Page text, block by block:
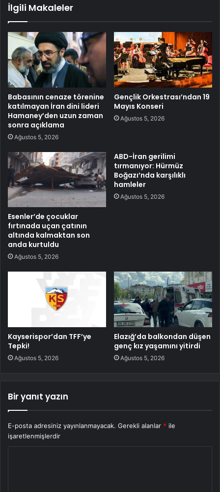
İlgili Makaleler
Babasının cenaze törenine
katılmayan İran dini lideri
Hamaney’den uzun zaman
sonra açıklama
Ağustos 5, 2026
Gençlik Orkestrası’ndan 19
Mayıs Konseri
Ağustos 5, 2026
Esenler’de çocuklar
fırtınada uçan çatının
altında kalmaktan son
anda kurtuldu
Ağustos 5, 2026
ABD-İran gerilimi
tırmanıyor: Hürmüz
Boğazı’nda karşılıklı
hamleler
Ağustos 5, 2026
Kayserispor’dan TFF’ye
Tepki!
Ağustos 5, 2026
Elazığ’da balkondan düşen
genç kız yaşamını yitirdi
Ağustos 5, 2026
Bir yanıt yazın
E-posta adresiniz yayınlanmayacak. Gerekli alanlar * ile
işaretlenmişlerdir